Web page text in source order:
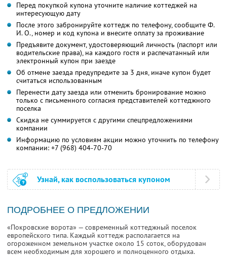
Перед покупкой купона уточните наличие коттеджей на
интересующую дату
После этого забронируйте коттедж по телефону, сообщите Ф.
И. О., номер и код купона и внесите оплату за проживание
Предъявите документ, удостоверяющий личность (паспорт или
водительские права), на каждого гостя и распечатанный или
электронный купон при заезде
Об отмене заезда предупредите за 3 дня, иначе купон будет
считаться использованным
Перенести дату заезда или отменить бронирование можно
только с письменного согласия представителей коттеджного
поселка
Скидка не суммируется с другими спецпредложениями
компании
Информацию по условиям акции можно уточнить по телефону
компании: +7 (968) 404-70-70
Узнай, как воспользоваться купоном
ПОДРОБНЕЕ О ПРЕДЛОЖЕНИИ
«Покровские ворота» — современный коттеджный поселок
европейского типа. Каждый коттедж располагается на
огороженном земельном участке около 15 соток, оборудован
всем необходимым для хорошего и полноценного отдыха.